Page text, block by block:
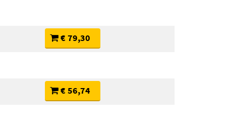
€ 79,30
€ 56,74